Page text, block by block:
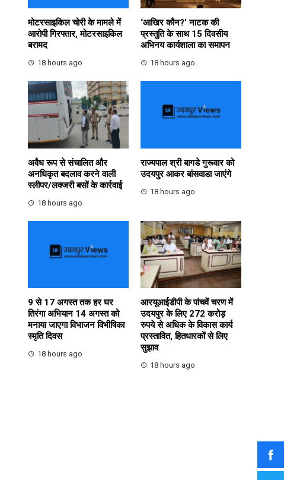
मोटरसाइकिल चोरी के मामले में
आरोपी गिरफ्तार, मोटरसाइकिल
बरामद
18 hours ago
‘आखिर कौन?’ नाटक की
प्रस्तुति के साथ 15 दिवसीय
अभिनय कार्यशाला का समापन
18 hours ago
अवैध रूप से संचालित और
अनधिकृत बदलाव करने वाली
स्लीपर/लक्जरी बसों के कार्रवाई
18 hours ago
राज्यपाल श्री बागडे गुरूवार को
उदयपुर आकर बांसवाडा जाएंगे
18 hours ago
9 से 17 अगस्त तक हर घर
तिरंगा अभियान 14 अगस्त को
मनाया जाएगा विभाजन विभीषिका
स्मृति दिवस
18 hours ago
आरयूआईडीपी के पांचवें चरण में
उदयपुर के लिए 272 करोड़
रुपये से अधिक के विकास कार्य
प्रस्तावित, हितधारकों से लिए
सुझाव
18 hours ago